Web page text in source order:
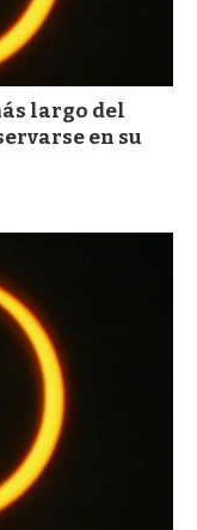
largo del
en su